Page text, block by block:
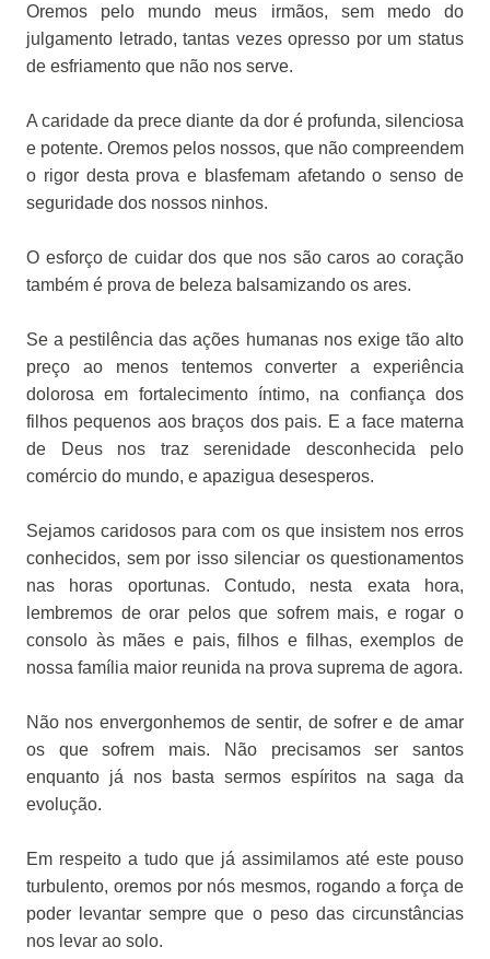
Oremos pelo mundo meus irmãos, sem medo do
julgamento letrado, tantas vezes opresso por um status
de esfriamento que não nos serve.
A caridade da prece diante da dor é profunda, silenciosa
e potente. Oremos pelos nossos, que não compreendem
o rigor desta prova e blasfemam afetando o senso de
seguridade dos nossos ninhos.
O esforço de cuidar dos que nos são caros ao coração
também é prova de beleza balsamizando os ares.
Se a pestilência das ações humanas nos exige tão alto
preço ao menos tentemos converter a experiência
dolorosa em fortalecimento íntimo, na confiança dos
filhos pequenos aos braços dos pais. E a face materna
de Deus nos traz serenidade desconhecida pelo
comércio do mundo, e apazigua desesperos.
Sejamos caridosos para com os que insistem nos erros
conhecidos, sem por isso silenciar os questionamentos
nas horas oportunas. Contudo, nesta exata hora,
lembremos de orar pelos que sofrem mais, e rogar o
consolo às mães e pais, filhos e filhas, exemplos de
nossa família maior reunida na prova suprema de agora.
Não nos envergonhemos de sentir, de sofrer e de amar
os que sofrem mais. Não precisamos ser santos
enquanto já nos basta sermos espíritos na saga da
evolução.
Em respeito a tudo que já assimilamos até este pouso
turbulento, oremos por nós mesmos, rogando a força de
poder levantar sempre que o peso das circunstâncias
nos levar ao solo.